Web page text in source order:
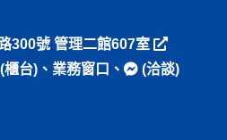
300號 管理二館607室
(櫃台)、 業務窗口 、
(洽談)